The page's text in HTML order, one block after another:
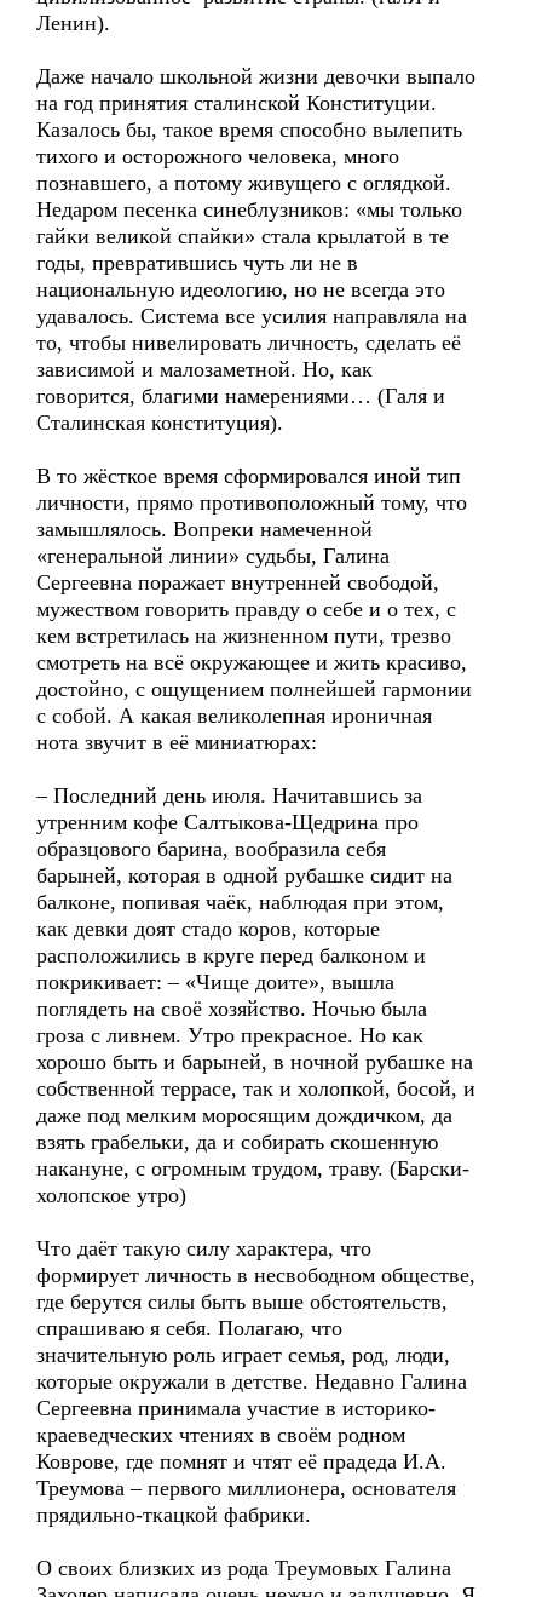
Ленин).
Даже начало школьной жизни девочки выпало
на год принятия сталинской Конституции.
Казалось бы, такое время способно вылепить
тихого и осторожного человека, много
познавшего, а потому живущего с оглядкой.
Недаром песенка синеблузников: «мы только
гайки великой спайки» стала крылатой в те
годы, превратившись чуть ли не в
национальную идеологию, но не всегда это
удавалось. Система все усилия направляла на
то, чтобы нивелировать личность, сделать её
зависимой и малозаметной. Но, как
говорится, благими намерениями… (Галя и
Сталинская конституция).
В то жёсткое время сформировался иной тип
личности, прямо противоположный тому, что
замышлялось. Вопреки намеченной
«генеральной линии» судьбы, Галина
Сергеевна поражает внутренней свободой,
мужеством говорить правду о себе и о тех, с
кем встретилась на жизненном пути, трезво
смотреть на всё окружающее и жить красиво,
достойно, с ощущением полнейшей гармонии
с собой. А какая великолепная ироничная
нота звучит в её миниатюрах:
– Последний день июля. Начитавшись за
утренним кофе Салтыкова-Щедрина про
образцового барина, вообразила себя
барыней, которая в одной рубашке сидит на
балконе, попивая чаёк, наблюдая при этом,
как девки доят стадо коров, которые
расположились в круге перед балконом и
покрикивает: – «Чище доите», вышла
поглядеть на своё хозяйство. Ночью была
гроза с ливнем. Утро прекрасное. Но как
хорошо быть и барыней, в ночной рубашке на
собственной террасе, так и холопкой, босой, и
даже под мелким моросящим дождичком, да
взять грабельки, да и собирать скошенную
накануне, с огромным трудом, траву. (Барски-
холопское утро)
Что даёт такую силу характера, что
формирует личность в несвободном обществе,
где берутся силы быть выше обстоятельств,
спрашиваю я себя. Полагаю, что
значительную роль играет семья, род, люди,
которые окружали в детстве. Недавно Галина
Сергеевна принимала участие в историко-
краеведческих чтениях в своём родном
Коврове, где помнят и чтят её прадеда И.А.
Треумова – первого миллионера, основателя
прядильно-ткацкой фабрики.
О своих близких из рода Треумовых Галина